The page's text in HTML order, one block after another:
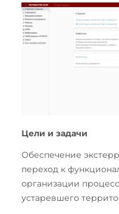
Цели и задачи
Обеспечение
переход к
организации
устаревшего